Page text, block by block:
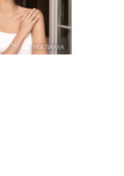
РЕКЛАМА